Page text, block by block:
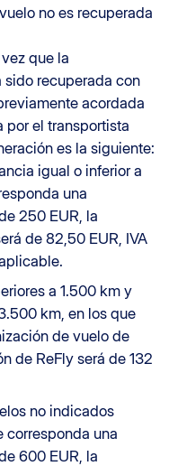
no es recuperada
que la
sido recuperada con
acordada
por el transportista
es la siguiente:
igual o inferior a
una
250 EUR, la
de 82,50 EUR, IVA
a 1.500 km y
km, en los que
de vuelo de
de ReFly será de 132
no indicados
corresponda una
600 EUR, la